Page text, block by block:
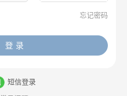
忘记密码
登 录
短信登录